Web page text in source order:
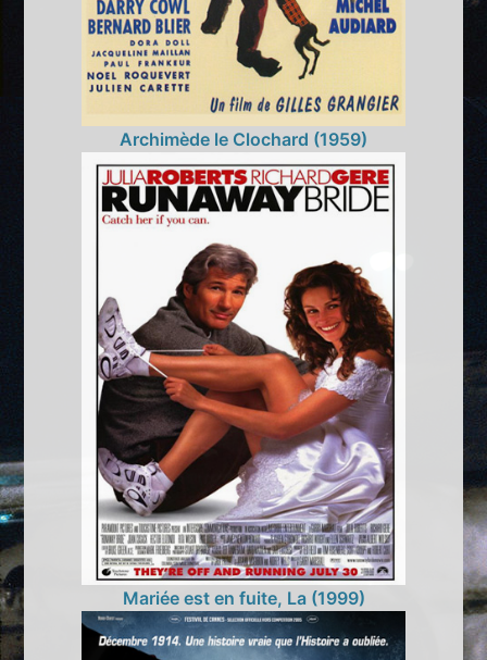
Archimède le Clochard (1959)
Mariée est en fuite, La (1999)